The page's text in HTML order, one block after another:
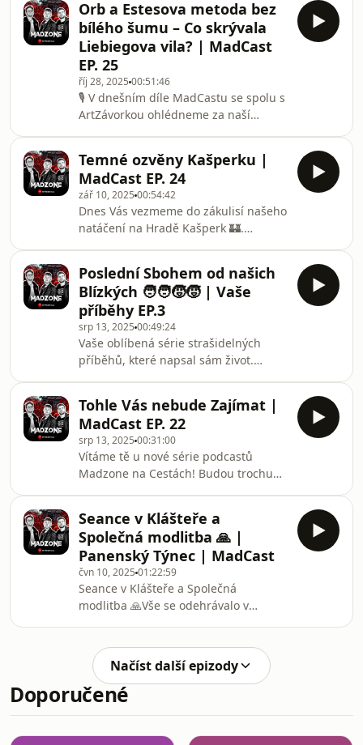
Podě
věznici na Cejlu. Nevolnost po
natáčení, Zavírání dveří a důkaz o
Paranormálních jevech? Rozebereme
naše pocity, vtipné momenty ale a i ty
které nám nebyli vůbec příjemné.Jaké
pocity či momenty máte Vy z prvního
dílu? Podělte se s námi v komentáři.►
Na našem Instag
Orb a Estesova metoda bez
bílého šumu – Co skrývala
Liebiegova vila? | MadCast
EP. 25
říj 28, 2025 00:51:46
🎙️ V dnešním díle MadCastu se spolu s
ArtZávorkou ohlédneme za naší
momenty i zážitky, které nás během
natáčení potkaly — a nebylo jich
málo!Zároveň se podíváme i na
zajímavou historii Liebiegovy vily, kde
se celá epizoda odehrávala. Co
všechno to místo skrývá?💬 Jak se
epizoda líbila vám? Co vás nejvíc
šokovalo nebo překvapilo?Napište
nám t
Temné ozvěny Kašperku |
MadCast EP. 24
zář 10, 2025 00:54:42
Dnes Vás vezmeme do zákulisí našeho
natáčení na Hradě Kašperk 🏰.
jak nám přálo počasí.
Poslední Sbohem od našich
Blízkých 🧑‍🧑‍🧒‍🧒 | Vaše
příběhy EP.3
srp 13, 2025 00:49:24
Vaše oblíbená série strašidelných
příběhů, které napsal sám život.
příběh, o který byste se chtěli podělit
s námi a naším publikem, zašlete nám
ho prosím na e-mail: ► vase-
pribehy@madzone.czPoslední
Sbohem od našich Blízkých | Vaše
příběhy EP.3
Tohle Vás nebude Zajímat |
MadCast EP. 22
srp 13, 2025 00:31:00
Vítáme tě u nové série podcastů
Madzone na Cestách! Budou trochu
epizodách a celkově jak vlastně
probíhají natáčecí dny. Mimo jiné
odpovíme na Vaše dotazy.
Seance v Klášteře a
Společná modlitba 🙏 |
Panenský Týnec | MadCast
čvn 10, 2025 01:22:59
Seance v Klášteře a Společná
modlitba 🙏Vše se odehrávalo v
více v dnešním MadCastu! 🎧 Takže,
připravte si popcorn, protože právě
začíname. 🍿
Načíst další epizody
Doporučené